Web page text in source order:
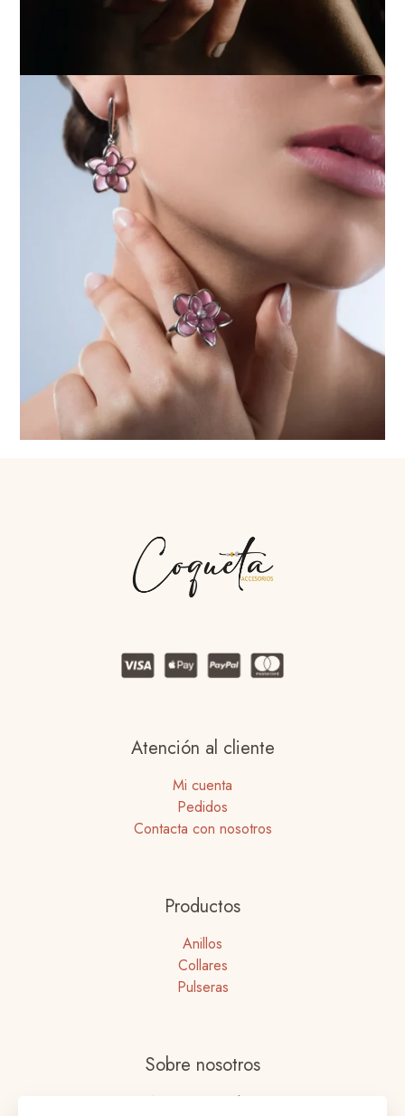
Atención al cliente
Mi cuenta
Pedidos
Contacta con nosotros
Productos
Anillos
Collares
Pulseras
Sobre nosotros
Nuestras tiendas